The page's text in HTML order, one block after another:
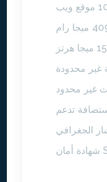
غير محدودة
غير محدود